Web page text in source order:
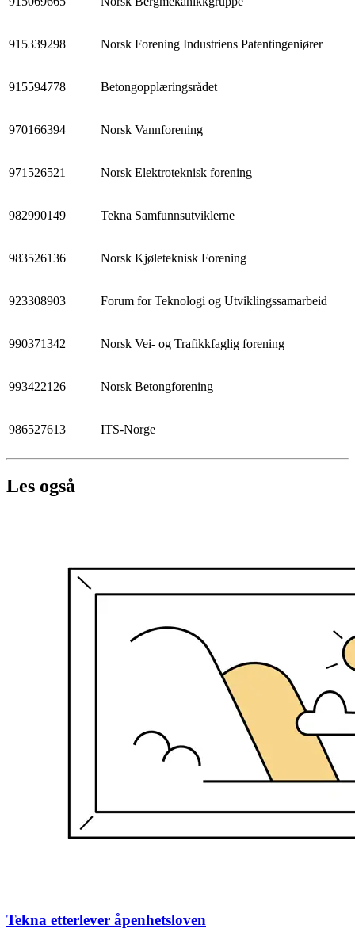
915339298 Norsk Forening Industriens Patentingeniører
915594778 Betongopplæringsrådet
970166394 Norsk Vannforening
971526521 Norsk Elektroteknisk forening
982990149 Tekna Samfunnsutviklerne
983526136 Norsk Kjøleteknisk Forening
923308903 Forum for Teknologi og Utviklingssamarbeid
990371342 Norsk Vei- og Trafikkfaglig forening
993422126 Norsk Betongforening
986527613 ITS-Norge
Les også
Tekna etterlever åpenhetsloven